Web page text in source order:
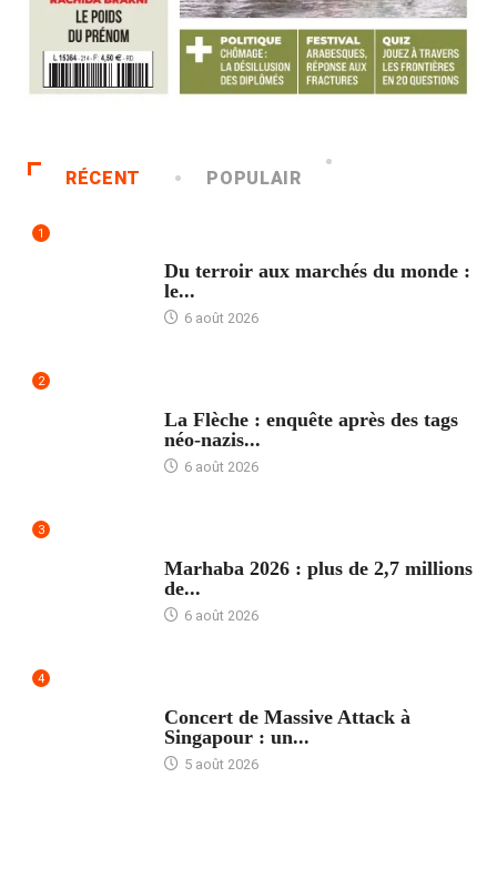
RÉCENT POPULAIR
1
Du terroir aux marchés du monde :
le...
6 août 2026
2
La Flèche : enquête après des tags
néo-nazis...
6 août 2026
3
Marhaba 2026 : plus de 2,7 millions
de...
6 août 2026
4
Concert de Massive Attack à
Singapour : un...
5 août 2026